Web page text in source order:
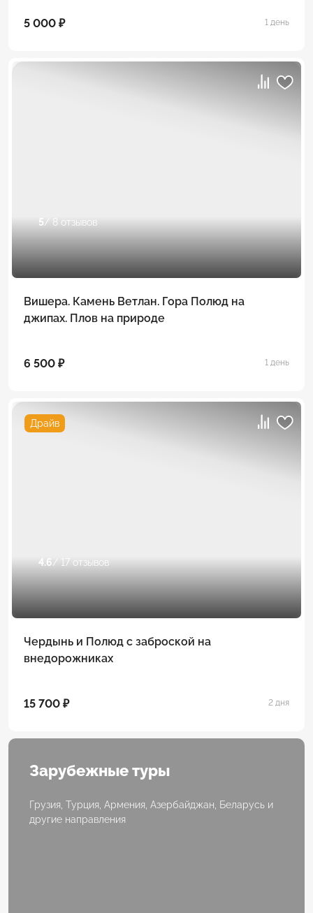
5 000 ₽ 1 день
5/ 8 отзывов
Вишера. Камень Ветлан. Гора Полюд на
джипах. Плов на природе
6 500 ₽ 1 день
Драйв
4.6/ 17 отзывов
Чердынь и Полюд с заброской на
внедорожниках
15 700 ₽ 2 дня
Зарубежные туры
Грузия, Турция, Армения, Азербайджан, Беларусь и
другие направления